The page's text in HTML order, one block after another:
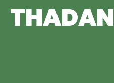
THADAN